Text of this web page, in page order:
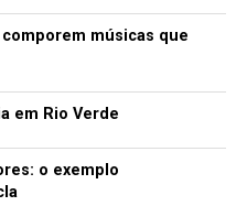
músicas que
em Rio Verde
o exemplo